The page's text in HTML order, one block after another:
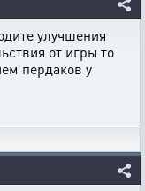
улучшения
от игры то
пердаков у